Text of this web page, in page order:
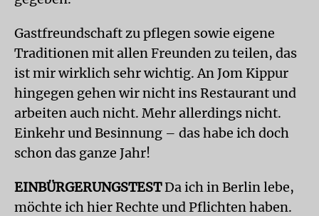
Gastfreundschaft zu pflegen sowie eigene
Traditionen mit allen Freunden zu teilen, das
ist mir wirklich sehr wichtig. An Jom Kippur
hingegen gehen wir nicht ins Res­taurant und
arbeiten auch nicht. Mehr allerdings nicht.
Einkehr und Besinnung – das habe ich doch
schon das ganze Jahr!
EINBÜRGERUNGSTESTDa ich in Berlin lebe,
möchte ich hier Rechte und Pflichten haben.